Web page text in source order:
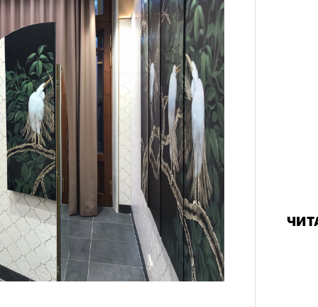
и внутреннего смысла.
психологическая
способность к самоконтролю и
иначе смотреть на эмоции,
Каракоруме погиб всемирно
Нирмал Пурджа. Экспедиция
возглавлял, попала под лавину на
обнаружили тела
спецназовец шел к
стать первым